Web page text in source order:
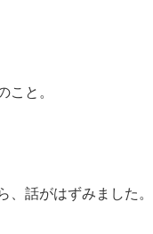
こと。
、話がはずみました。